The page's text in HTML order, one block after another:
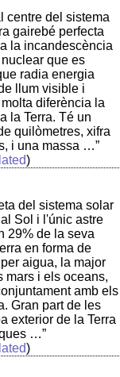
centre del sistema
gairebé perfecta
la incandescència
que es
radia energia
llum visible i
diferència la
la Terra. Té un
quilòmetres, xifra
i una massa …”
)
del sistema solar
Sol i l'únic astre
29% de la seva
en forma de
aigua, la major
mars i els oceans,
amb els
Gran part de les
exterior de la Terra
…”
)